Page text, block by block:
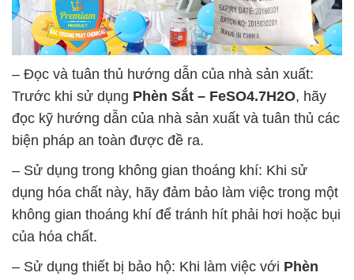
– Đọc và tuân thủ hướng dẫn của nhà sản xuất:
Trước khi sử dụng Phèn Sắt – FeSO4.7H2O, hãy
đọc kỹ hướng dẫn của nhà sản xuất và tuân thủ các
biện pháp an toàn được đề ra.
– Sử dụng trong không gian thoáng khí: Khi sử
dụng hóa chất này, hãy đảm bảo làm việc trong một
không gian thoáng khí để tránh hít phải hơi hoặc bụi
của hóa chất.
– Sử dụng thiết bị bảo hộ: Khi làm việc với Phèn